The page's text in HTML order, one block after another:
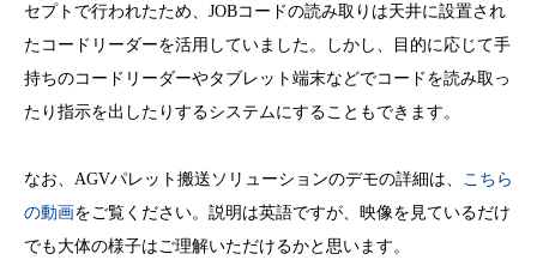
セプトで行われたため、JOBコードの読み取りは天井に設置され
たコードリーダーを活用していました。しかし、目的に応じて手
持ちのコードリーダーやタブレット端末などでコードを読み取っ
たり指示を出したりするシステムにすることもできます。
なお、AGVパレット搬送ソリューションのデモの詳細は、
こちら
の動画をご覧ください。説明は英語ですが、映像を見ているだけ
でも大体の様子はご理解いただけるかと思います。